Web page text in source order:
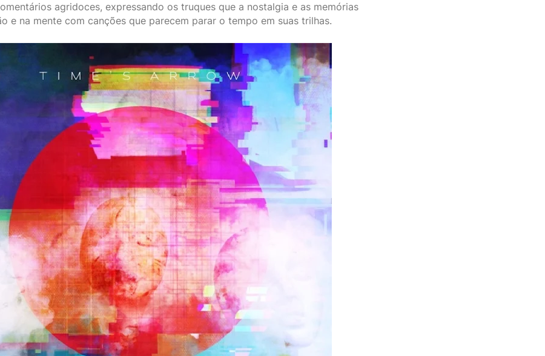
agridoces, expressando os truques que a nostalgia e as memórias
e na mente com canções que parecem parar o tempo em suas trilhas.